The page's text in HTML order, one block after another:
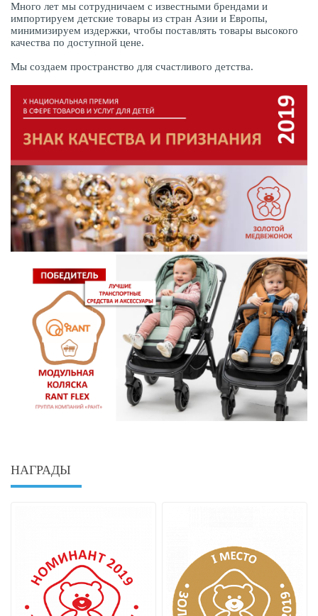
Много лет мы сотрудничаем с известными брендами и
импортируем детские товары из стран Азии и Европы,
минимизируем издержки, чтобы поставлять товары высокого
качества по доступной цене.
Мы создаем пространство для счастливого детства.
НАГРАДЫ